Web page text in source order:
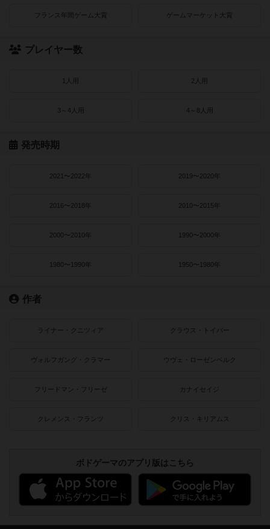
フランス年間ゲーム大賞 ゲームマーケット大賞
プレイヤー数
1人用 2人用
3～4人用 4～8人用
発売時期
2021〜2022年 2019〜2020年
2016〜2018年 2010〜2015年
2000〜2010年 1990〜2000年
1980〜1990年 1950〜1980年
作者
ライナー・クニツィア クラウス・トイバー
ヴォルフガング・クラマー ウヴェ・ローゼンベルク
フリードマン・フリーゼ カナイセイジ
クレメンス・フランツ クリス・キリアムス
ボドゲーマのアプリ版はこちら